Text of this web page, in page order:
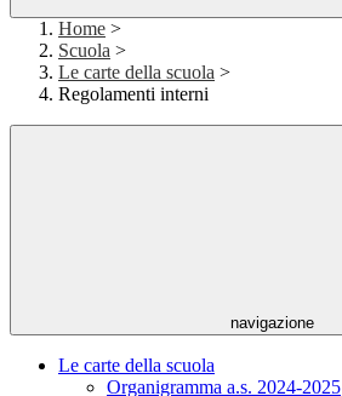
Home >
Scuola >
Le carte della scuola >
Regolamenti interni
navigazione
Le carte della scuola
Organigramma a.s. 2024-2025